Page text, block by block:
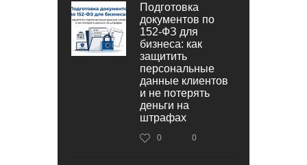
Подготовка
документов по
152‑ФЗ для
бизнеса: как
защитить
персональные
данные клиентов
и не потерять
деньги на
штрафах
0 0